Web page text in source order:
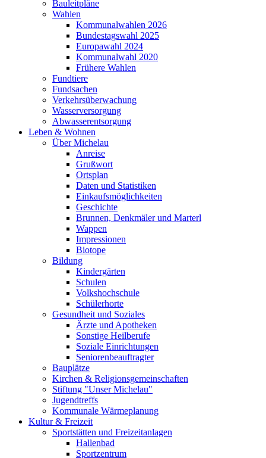
Bauleitpläne
Wahlen
Kommunalwahlen 2026
Bundestagswahl 2025
Europawahl 2024
Kommunalwahl 2020
Frühere Wahlen
Fundtiere
Fundsachen
Verkehrsüberwachung
Wasserversorgung
Abwasserentsorgung
Leben & Wohnen
Über Michelau
Anreise
Grußwort
Ortsplan
Daten und Statistiken
Einkaufsmöglichkeiten
Geschichte
Brunnen, Denkmäler und Marterl
Wappen
Impressionen
Biotope
Bildung
Kindergärten
Schulen
Volkshochschule
Schülerhorte
Gesundheit und Soziales
Ärzte und Apotheken
Sonstige Heilberufe
Soziale Einrichtungen
Seniorenbeauftragter
Bauplätze
Kirchen & Religionsgemeinschaften
Stiftung "Unser Michelau"
Jugendtreffs
Kommunale Wärmeplanung
Kultur & Freizeit
Sportstätten und Freizeitanlagen
Hallenbad
Sportzentrum